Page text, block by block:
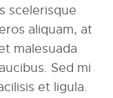
scelerisque
aliquam, at
malesuada
Sed mi
et ligula.